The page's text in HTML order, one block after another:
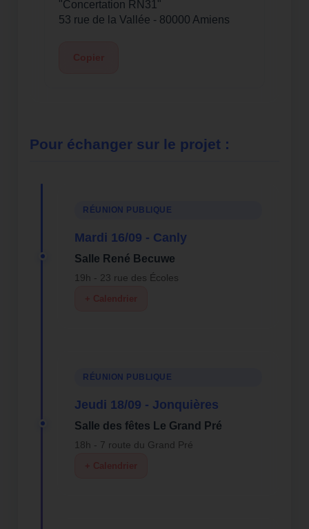
"Concertation RN31"
53 rue de la Vallée - 80000 Amiens
Pour échanger sur le projet :
RÉUNION PUBLIQUE
Mardi 16/09 - Canly
Salle René Becuwe
19h - 23 rue des Écoles
RÉUNION PUBLIQUE
Jeudi 18/09 - Jonquières
Salle des fêtes Le Grand Pré
18h - 7 route du Grand Pré